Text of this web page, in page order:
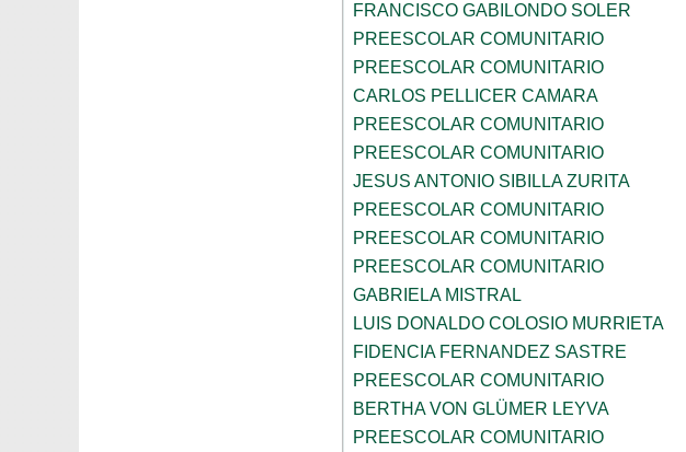
FRANCISCO GABILONDO SOLER
PREESCOLAR COMUNITARIO
PREESCOLAR COMUNITARIO
CARLOS PELLICER CAMARA
PREESCOLAR COMUNITARIO
PREESCOLAR COMUNITARIO
JESUS ANTONIO SIBILLA ZURITA
PREESCOLAR COMUNITARIO
PREESCOLAR COMUNITARIO
PREESCOLAR COMUNITARIO
GABRIELA MISTRAL
LUIS DONALDO COLOSIO MURRIETA
FIDENCIA FERNANDEZ SASTRE
PREESCOLAR COMUNITARIO
BERTHA VON GLÜMER LEYVA
PREESCOLAR COMUNITARIO